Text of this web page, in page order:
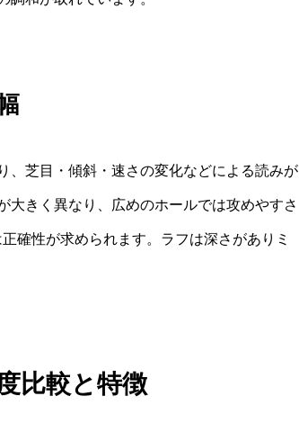
、芝目・傾斜・速さの変化などによる読みが
大きく異なり、広めのホールでは攻めやすさ
確性が求められます。ラフは深さがありミ
比較と特徴